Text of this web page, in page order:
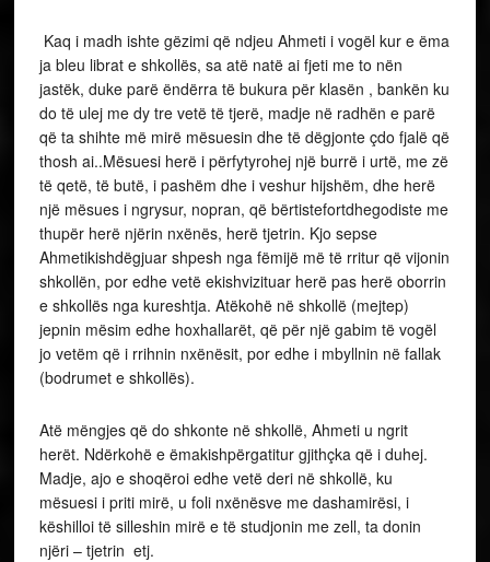
Kaq i madh ishte gëzimi që ndjeu Ahmeti i vogël kur e ëma
ja bleu librat e shkollës, sa atë natë ai fjeti me to nën
jastëk, duke parë ëndërra të bukura për klasën , bankën ku
do të ulej me dy tre vetë të tjerë, madje në radhën e parë
që ta shihte më mirë mësuesin dhe të dëgjonte çdo fjalë që
thosh ai..Mësuesi herë i përfytyrohej një burrë i urtë, me zë
të qetë, të butë, i pashëm dhe i veshur hijshëm, dhe herë
një mësues i ngrysur, nopran, që bërtistefortdhegodiste me
thupër herë njërin nxënës, herë tjetrin. Kjo sepse
Ahmetikishdëgjuar shpesh nga fëmijë më të rritur që vijonin
shkollën, por edhe vetë ekishvizituar herë pas herë oborrin
e shkollës nga kureshtja. Atëkohë në shkollë (mejtep)
jepnin mësim edhe hoxhallarët, që për një gabim të vogël
jo vetëm që i rrihnin nxënësit, por edhe i mbyllnin në fallak
(bodrumet e shkollës).
Atë mëngjes që do shkonte në shkollë, Ahmeti u ngrit
herët. Ndërkohë e ëmakishpërgatitur gjithçka që i duhej.
Madje, ajo e shoqëroi edhe vetë deri në shkollë, ku
mësuesi i priti mirë, u foli nxënësve me dashamirësi, i
këshilloi të silleshin mirë e të studjonin me zell, ta donin
njëri – tjetrin etj.